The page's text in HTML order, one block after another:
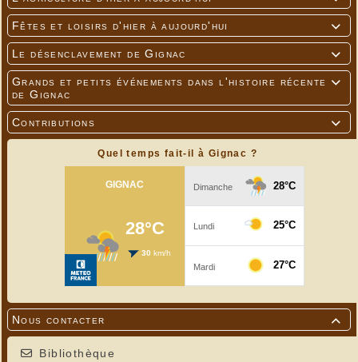

Fêtes et loisirs d'hier à aujourd'hui

Le désenclavement de Gignac

Grands et petits événements dans l'histoire récente
de Gignac

Contributions
Quel temps fait-il à Gignac ?

Nous contacter
Bibliothèque